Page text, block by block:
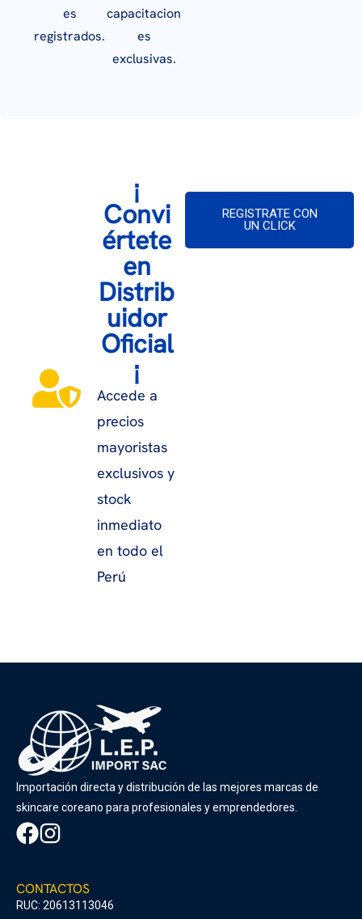
es
registrados.
capacitacion
es
exclusivas.
¡
Convi
értete
en
Distrib
uidor
Oficial
¡
Accede a
precios
mayoristas
exclusivos y
stock
inmediato
en todo el
Perú
REGISTRATE CON
UN CLICK
Importación directa y distribución de las mejores marcas de
skincare coreano para profesionales y emprendedores.
CONTACTOS
RUC: 20613113046